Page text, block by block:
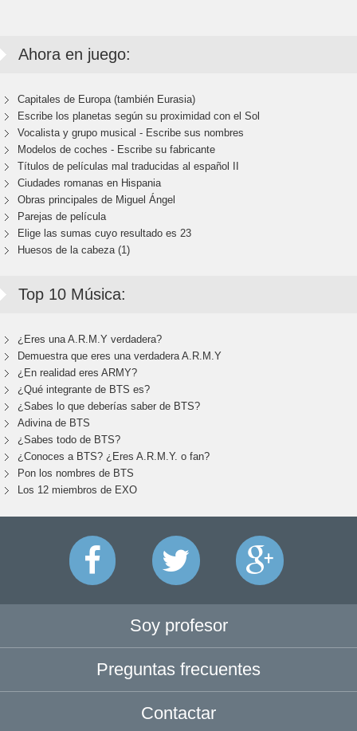
Ahora en juego:
Capitales de Europa (también Eurasia)
Escribe los planetas según su proximidad con el Sol
Vocalista y grupo musical - Escribe sus nombres
Modelos de coches - Escribe su fabricante
Títulos de películas mal traducidas al español II
Ciudades romanas en Hispania
Obras principales de Miguel Ángel
Parejas de película
Elige las sumas cuyo resultado es 23
Huesos de la cabeza (1)
Top 10 Música:
¿Eres una A.R.M.Y verdadera?
Demuestra que eres una verdadera A.R.M.Y
¿En realidad eres ARMY?
¿Qué integrante de BTS es?
¿Sabes lo que deberías saber de BTS?
Adivina de BTS
¿Sabes todo de BTS?
¿Conoces a BTS? ¿Eres A.R.M.Y. o fan?
Pon los nombres de BTS
Los 12 miembros de EXO
Soy profesor
Preguntas frecuentes
Contactar